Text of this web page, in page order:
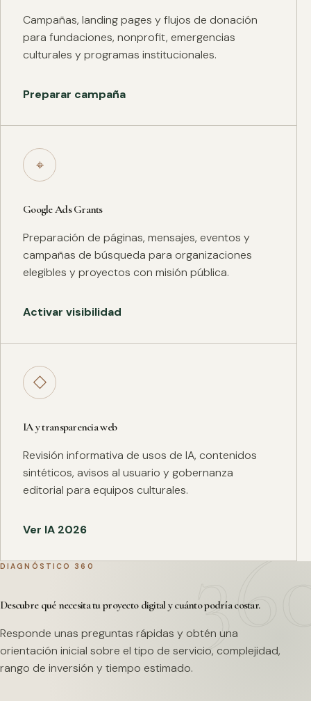
Campañas, landing pages y flujos de donación
para fundaciones, nonprofit, emergencias
culturales y programas institucionales.
Preparar campaña
⌖
Google Ads Grants
Preparación de páginas, mensajes, eventos y
campañas de búsqueda para organizaciones
elegibles y proyectos con misión pública.
Activar visibilidad
◇
IA y transparencia web
Revisión informativa de usos de IA, contenidos
sintéticos, avisos al usuario y gobernanza
editorial para equipos culturales.
Ver IA 2026
DIAGNÓSTICO 360
Descubre qué necesita tu proyecto digital y cuánto podría costar.
Responde unas preguntas rápidas y obtén una
orientación inicial sobre el tipo de servicio, complejidad,
rango de inversión y tiempo estimado.